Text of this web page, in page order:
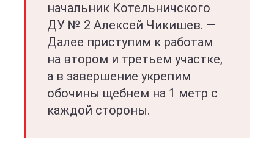
начальник Котельничского
ДУ № 2 Алексей Чикишев. —
Далее приступим к работам
на втором и третьем участке,
а в завершение укрепим
обочины щебнем на 1 метр с
каждой стороны.